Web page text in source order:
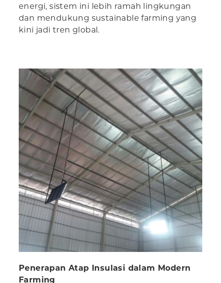
energi, sistem ini lebih ramah lingkungan
dan mendukung sustainable farming yang
kini jadi tren global.
Penerapan Atap Insulasi dalam Modern
Farming